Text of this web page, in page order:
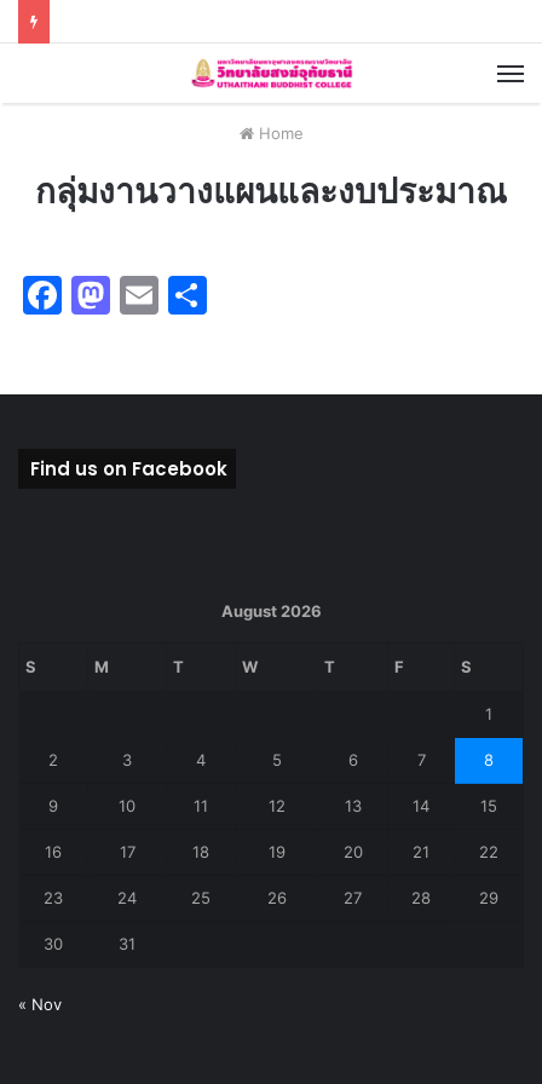
Home
กลุ่มงานวางแผนและงบประมาณ
F
b
o
M
d
o
E
Find us on Facebook
August 2026
S M T W T F S
1
2 3 4 5 6 7 8
9 10 11 12 13 14 15
16 17 18 19 20 21 22
23 24 25 26 27 28 29
30 31
« Nov